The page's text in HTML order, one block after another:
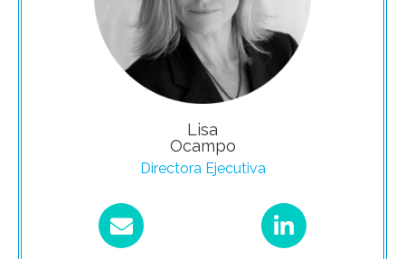
Lisa
Ocampo
Directora Ejecutiva